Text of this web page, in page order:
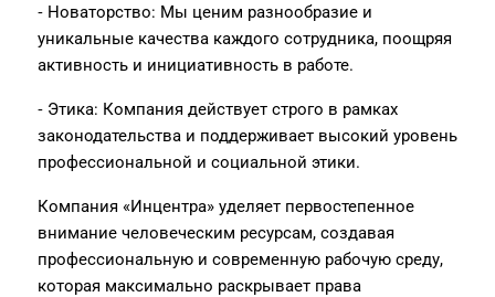
⁃ Новаторство: Мы ценим разнообразие и
уникальные качества каждого сотрудника, поощряя
активность и инициативность в работе.
⁃ Этика: Компания действует строго в рамках
законодательства и поддерживает высокий уровень
профессиональной и социальной этики.
Компания «Инцентра» уделяет первостепенное
внимание человеческим ресурсам, создавая
профессиональную и современную рабочую среду,
которая максимально раскрывает права